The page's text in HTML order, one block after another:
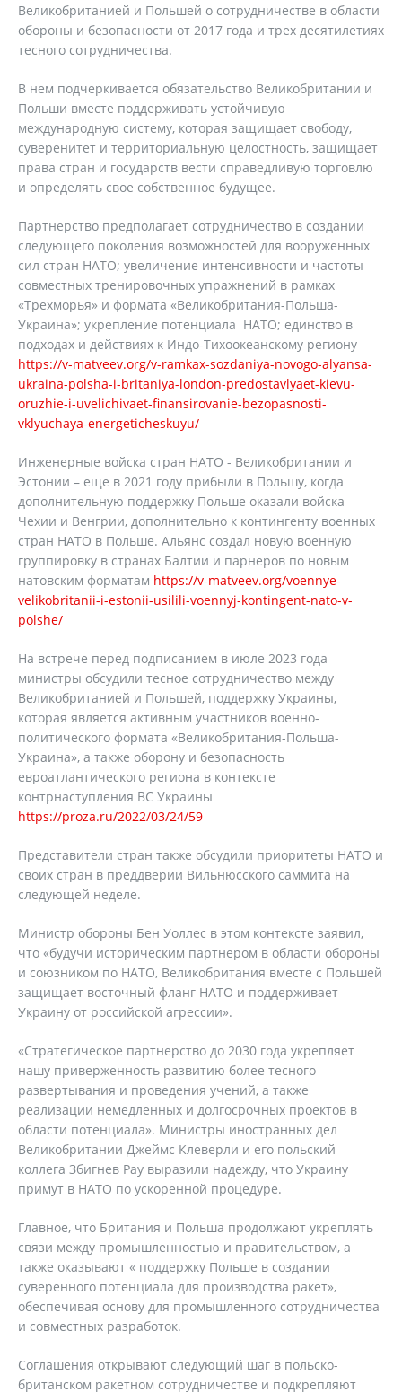
Великобританией и Польшей о сотрудничестве в области
обороны и безопасности от 2017 года и трех десятилетиях
тесного сотрудничества.
В нем подчеркивается обязательство Великобритании и
Польши вместе поддерживать устойчивую
международную систему, которая защищает свободу,
суверенитет и территориальную целостность, защищает
права стран и государств вести справедливую торговлю
и определять свое собственное будущее.
Партнерство предполагает сотрудничество в создании
следующего поколения возможностей для вооруженных
сил стран НАТО; увеличение интенсивности и частоты
совместных тренировочных упражнений в рамках
«Трехморья» и формата «Великобритания-Польша-
Украина»; укрепление потенциала НАТО; единство в
подходах и действиях к Индо-Тихоокеанскому региону
https://v-matveev.org/v-ramkax-sozdaniya-novogo-alyansa-
ukraina-polsha-i-britaniya-london-predostavlyaet-kievu-
oruzhie-i-uvelichivaet-finansirovanie-bezopasnosti-
vklyuchaya-energeticheskuyu/
Инженерные войска стран НАТО - Великобритании и
Эстонии – еще в 2021 году прибыли в Польшу, когда
дополнительную поддержку Польше оказали войска
Чехии и Венгрии, дополнительно к контингенту военных
стран НАТО в Польше. Альянс создал новую военную
группировку в странах Балтии и парнеров по новым
натовским форматам https://v-matveev.org/voennye-
velikobritanii-i-estonii-usilili-voennyj-kontingent-nato-v-
polshe/
На встрече перед подписанием в июле 2023 года
министры обсудили тесное сотрудничество между
Великобританией и Польшей, поддержку Украины,
которая является активным участников военно-
политического формата «Великобритания-Польша-
Украина», а также оборону и безопасность
евроатлантического региона в контексте
контрнаступления ВС Украины
https://proza.ru/2022/03/24/59
Представители стран также обсудили приоритеты НАТО и
своих стран в преддверии Вильнюсского саммита на
следующей неделе.
Министр обороны Бен Уоллес в этом контексте заявил,
что «будучи историческим партнером в области обороны
и союзником по НАТО, Великобритания вместе с Польшей
защищает восточный фланг НАТО и поддерживает
Украину от российской агрессии».
«Стратегическое партнерство до 2030 года укрепляет
нашу приверженность развитию более тесного
развертывания и проведения учений, а также
реализации немедленных и долгосрочных проектов в
области потенциала». Министры иностранных дел
Великобритании Джеймс Клеверли и его польский
коллега Збигнев Рау выразили надежду, что Украину
примут в НАТО по ускоренной процедуре.
Главное, что Британия и Польша продолжают укреплять
связи между промышленностью и правительством, а
также оказывают « поддержку Польше в создании
суверенного потенциала для производства ракет»,
обеспечивая основу для промышленного сотрудничества
и совместных разработок.
Соглашения открывают следующий шаг в польско-
британском ракетном сотрудничестве и подкрепляют